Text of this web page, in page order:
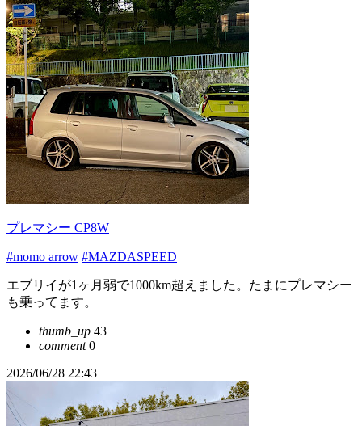
プレマシー CP8W
#momo arrow #MAZDASPEED
エブリイが1ヶ月弱で1000km超えました。たまにプレマシー
も乗ってます。
thumb_up 43
comment0
2026/06/28 22:43